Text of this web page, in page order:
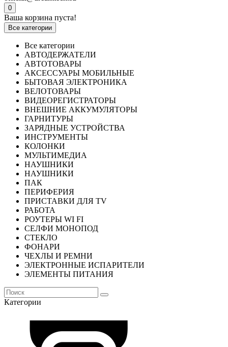
0
Ваша корзина пуста!
Все категории
Все категории
АВТОДЕРЖАТЕЛИ
АВТОТОВАРЫ
АКСЕССУАРЫ МОБИЛЬНЫЕ
БЫТОВАЯ ЭЛЕКТРОНИКА
ВЕЛОТОВАРЫ
ВИДЕОРЕГИСТРАТОРЫ
ВНЕШНИЕ АККУМУЛЯТОРЫ
ГАРНИТУРЫ
ЗАРЯДНЫЕ УСТРОЙСТВА
ИНСТРУМЕНТЫ
КОЛОНКИ
МУЛЬТИМЕДИА
НАУШНИКИ
НАУШНИКИ
ПАК
ПЕРИФЕРИЯ
ПРИСТАВКИ ДЛЯ TV
РАБОТА
РОУТЕРЫ WI FI
СЕЛФИ МОНОПОД
СТЕКЛО
ФОНАРИ
ЧЕХЛЫ И РЕМНИ
ЭЛЕКТРОННЫЕ ИСПАРИТЕЛИ
ЭЛЕМЕНТЫ ПИТАНИЯ
Категории